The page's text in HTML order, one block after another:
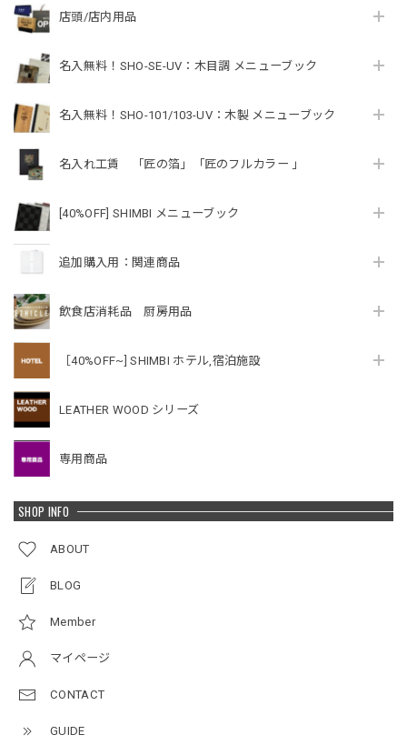
店頭/店内用品
名入無料！SHO-SE-UV：木目調 メニューブック
名入無料！SHO-101/103-UV：木製 メニューブック
名入れ工賃 「匠の箔」「匠のフルカラー 」
[40%OFF] SHIMBI メニューブック
追加購入用：関連商品
飲食店消耗品 厨房用品
［40%OFF~] SHIMBI ホテル,宿泊施設
LEATHER WOOD シリーズ
専用商品
SHOP INFO
ABOUT
BLOG
Member
マイページ
CONTACT
GUIDE